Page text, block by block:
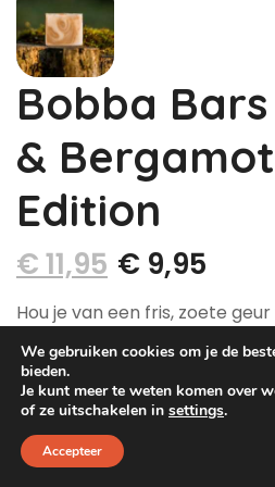
Dog Pawty
Hondentuin abonnement
Reservatieoverzicht
Hondentuin abonnement
Winkelwagen
Bobba
&
Edition
€11,95 € 9,95
Hou je van een fris, zoete
van onze Orange & Bergamot
hondenzeep is handgemaakt
vormgegeven met een swirl
gemalen sinaasappelschil.
Wist je dat?
We gebruiken cookies om je de
bieden.
Je kunt meer te weten komen over
of ze uitschakelen in settings.
Accepteer